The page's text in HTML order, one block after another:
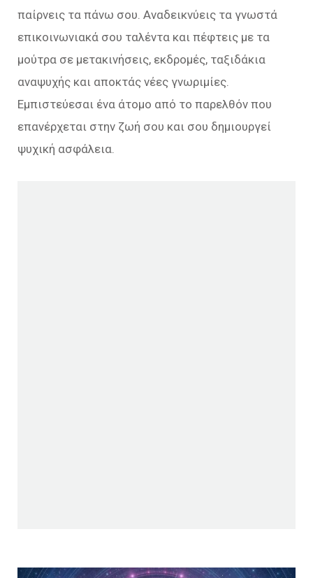
παίρνεις τα πάνω σου. Αναδεικνύεις τα γνωστά
επικοινωνιακά σου ταλέντα και πέφτεις με τα
μούτρα σε μετακινήσεις, εκδρομές, ταξιδάκια
αναψυχής και αποκτάς νέες γνωριμίες.
Εμπιστεύεσαι ένα άτομο από το παρελθόν που
επανέρχεται στην ζωή σου και σου δημιουργεί
ψυχική ασφάλεια.